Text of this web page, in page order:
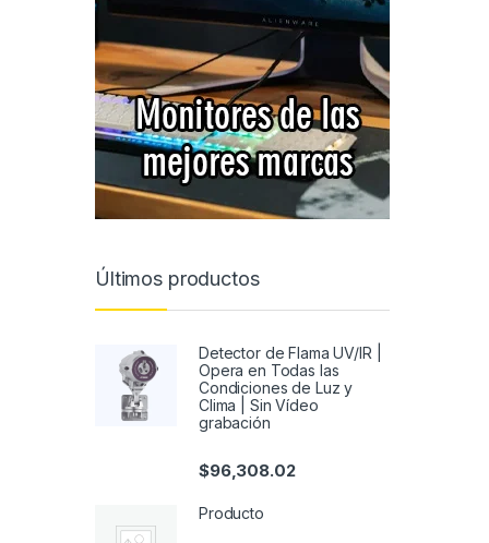
Últimos productos
Detector de Flama UV/IR |
Opera en Todas las
Condiciones de Luz y
Clima | Sin Vídeo
grabación
$96,308.02
Producto